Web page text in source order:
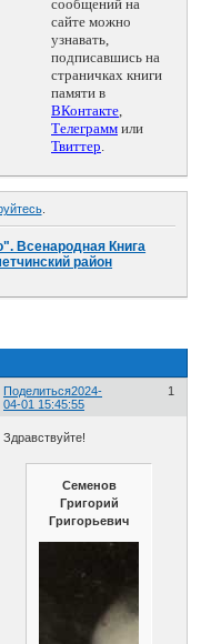
сообщений на
сайте можно
узнавать,
подписавшись на
страничках книги
памяти в
ВКонтакте,
Телеграмм или
Твиттер.
.
Всенародная Книга
район
Поделиться 1
2024-
04-01 15:45:55
Здравствуйте!
Семенов
Григорий
Григорьевич